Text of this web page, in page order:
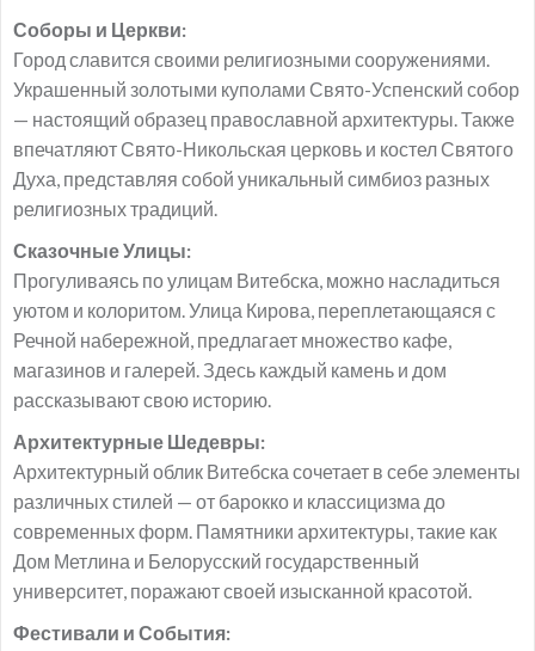
Соборы и Церкви:
Город славится своими религиозными сооружениями.
Украшенный золотыми куполами Свято-Успенский собор
— настоящий образец православной архитектуры. Также
впечатляют Свято-Никольская церковь и костел Святого
Духа, представляя собой уникальный симбиоз разных
религиозных традиций.
Сказочные Улицы:
Прогуливаясь по улицам Витебска, можно насладиться
уютом и колоритом. Улица Кирова, переплетающаяся с
Речной набережной, предлагает множество кафе,
магазинов и галерей. Здесь каждый камень и дом
рассказывают свою историю.
Архитектурные Шедевры:
Архитектурный облик Витебска сочетает в себе элементы
различных стилей — от барокко и классицизма до
современных форм. Памятники архитектуры, такие как
Дом Метлина и Белорусский государственный
университет, поражают своей изысканной красотой.
Фестивали и События: